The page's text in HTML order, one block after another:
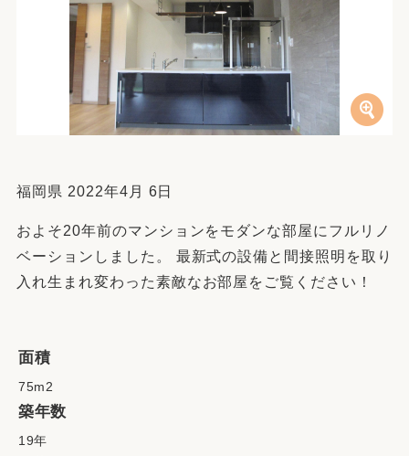
福岡県 2022年4月 6日
およそ20年前のマンションをモダンな部屋にフルリノ
ベーションしました。 最新式の設備と間接照明を取り
入れ生まれ変わった素敵なお部屋をご覧ください！
面積
75m2
築年数
19年